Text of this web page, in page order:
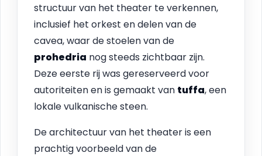
structuur van het theater te verkennen,
inclusief het orkest en delen van de
cavea, waar de stoelen van de
prohedria nog steeds zichtbaar zijn.
Deze eerste rij was gereserveerd voor
autoriteiten en is gemaakt van tuffa, een
lokale vulkanische steen.
De architectuur van het theater is een
prachtig voorbeeld van de